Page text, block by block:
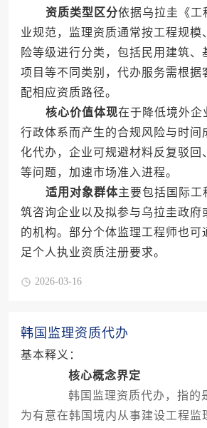
资质类型区分依据乌拉圭《工
业规范，监理资质通常按工程规模
险等级进行分类，包括民用建筑、
项目等不同类别，代办服务需根据
配相应资质路径。
核心价值体现在于降低境外企
行政体系而产生的合规风险与时间
化代办，企业可规避材料反复驳回
等问题，加速市场准入进程。
适用对象群体主要包括国际工
筑咨询企业以及拟参与乌拉圭政府
的机构。部分个体监理工程师也可
足个人执业资质注册要求。
2026-03-16
韩国监理资质代办
基本释义：
核心概念界定
韩国监理资质代办，指的
为有意在韩国境内从事建设工程监